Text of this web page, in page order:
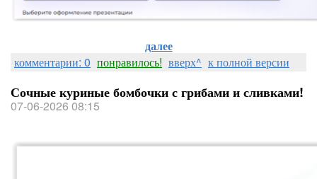
далее
комментарии: 0 понравилось! вверх^ к полной версии
Сочные куриные бомбочки с грибами и сливками!
07-06-2026 08:15